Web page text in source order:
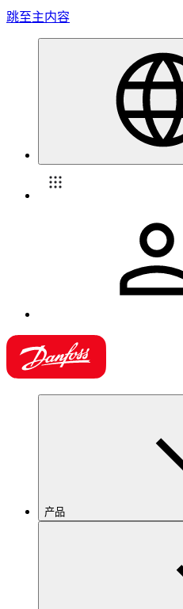
跳至主内容
产品